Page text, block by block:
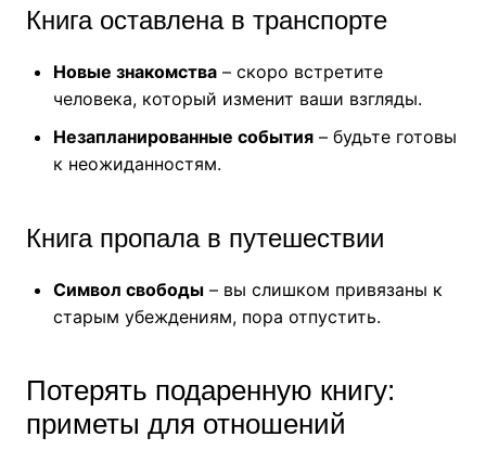
Книга оставлена в транспорте
Новые знакомства– скоро встретите
человека, который изменит ваши взгляды.
Незапланированные события– будьте готовы
к неожиданностям.
Книга пропала в путешествии
Символ свободы– вы слишком привязаны к
старым убеждениям, пора отпустить.
Потерять подаренную книгу:
приметы для отношений